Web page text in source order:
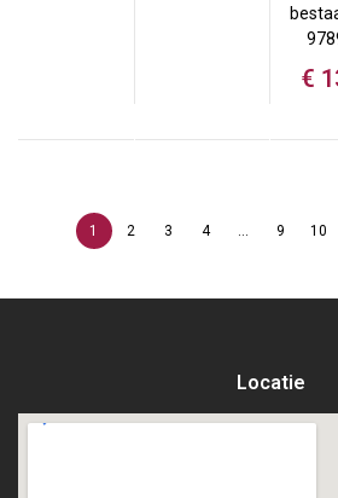
€
1 2 3 4 … 9 10
Locatie